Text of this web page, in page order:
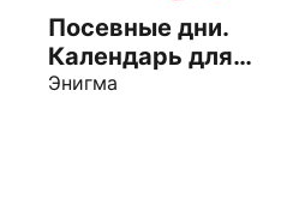
Посевные дни.
Календарь для
огородников и
Энигма